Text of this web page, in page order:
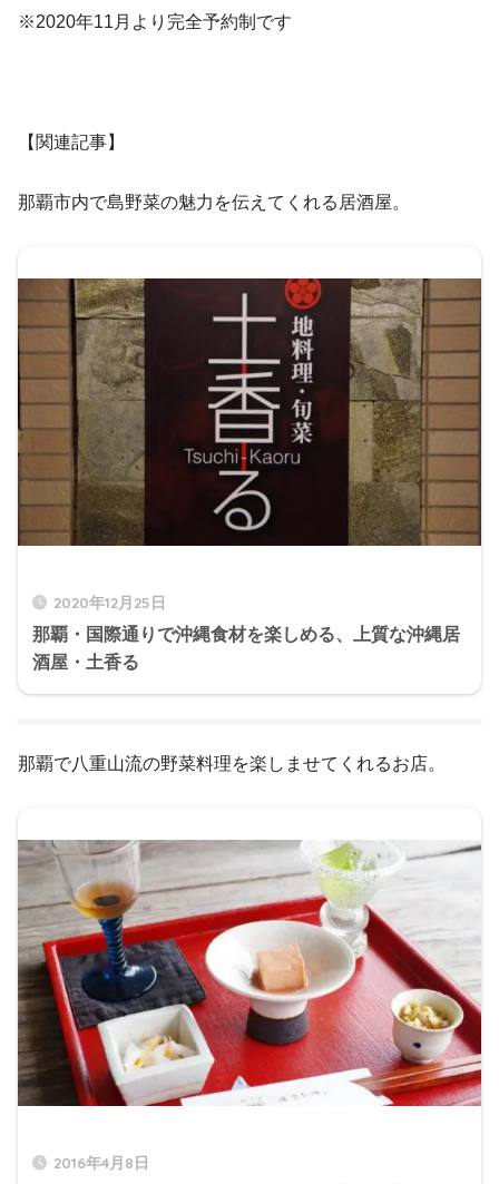
※2020年11月より完全予約制です
【関連記事】
那覇市内で島野菜の魅力を伝えてくれる居酒屋。
2020年12月25日
那覇・国際通りで沖縄食材を楽しめる、上質な沖縄居
酒屋・土香る
那覇で八重山流の野菜料理を楽しませてくれるお店。
2016年4月8日